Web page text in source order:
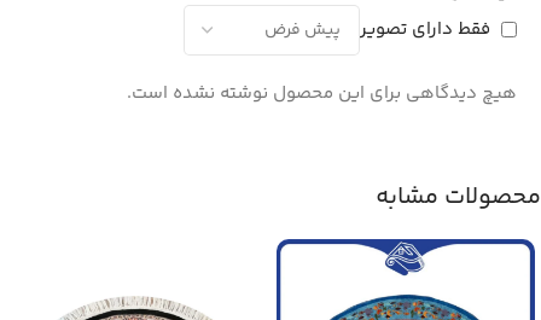
فقط دارای تصویر
هیچ دیدگاهی برای این محصول نوشته نشده است.
محصولات مشابه